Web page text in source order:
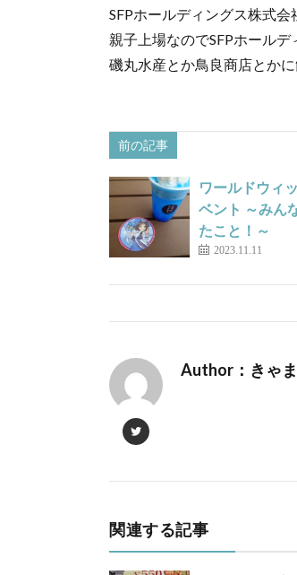
SFPホールディングス株式
親子上場なのでSFPホール
磯丸水産とか鳥良商店とか
前の記事
ワールドウィ
ベント ～みん
たこと！～
2023.11.11
Author：きゃま
関連する記事